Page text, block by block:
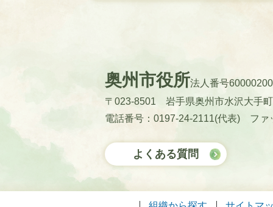
奥州市役所法人番号
〒023-8501 岩手県奥州市水沢大手
電話番号：0197-24-2111(代表)
ファ
よくある質問